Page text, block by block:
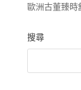
歐洲古董臻時
搜尋